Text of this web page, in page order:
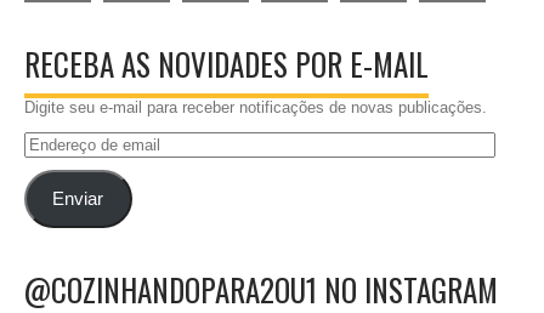
RECEBA AS NOVIDADES POR E-MAIL
Digite seu e-mail para receber notificações de novas publicações.
Endereço
emailEnviar
@COZINHANDOPARA2OU1 NO INSTAGRAM